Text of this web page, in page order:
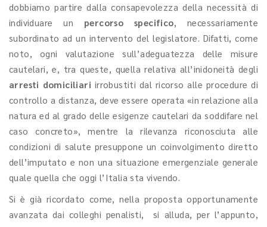
dobbiamo partire dalla consapevolezza della necessità di
individuare un percorso specifico , necessariamente
subordinato ad un intervento del legislatore. Difatti, come
noto, ogni valutazione sull’adeguatezza delle misure
cautelari, e, tra queste, quella relativa all’inidoneità degli
arresti domiciliari irrobustiti dal ricorso alle procedure di
controllo a distanza, deve essere operata «in relazione alla
natura ed al grado delle esigenze cautelari da soddifare nel
caso concreto», mentre la rilevanza riconosciuta alle
condizioni di salute presuppone un coinvolgimento diretto
dell’imputato e non una situazione emergenziale generale
quale quella che oggi l’Italia sta vivendo.
Si è già ricordato come, nella proposta opportunamente
avanzata dai colleghi penalisti, si alluda, per l’appunto,